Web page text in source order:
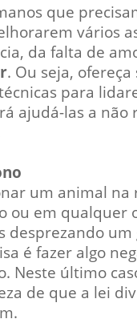
que
vários
da falta de
. Ou seja,
para
ajudá-las a
um animal na
ou em qualquer
desprezando
é fazer algo
Neste último
de que a lei